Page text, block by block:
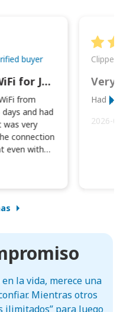
buyer
Great Pocket WiFi for Japan Travel
from
days and had
was very
connection
even with
Very
Had
2026-
la vida, merece una
Mientras otros
ilimitados” para luego